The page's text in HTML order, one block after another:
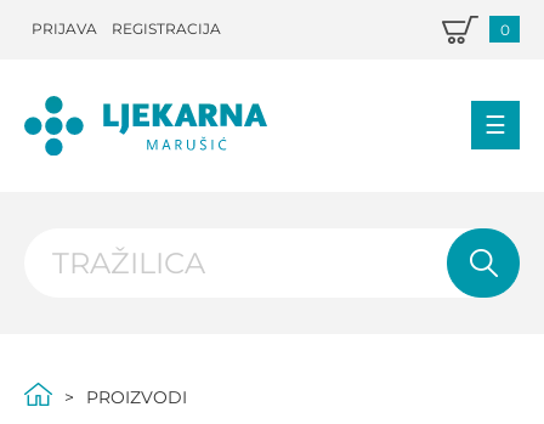
PRIJAVA REGISTRACIJA 0
PROIZVODI